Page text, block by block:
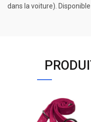
dans la voiture).